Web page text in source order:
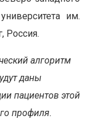
им.
Россия.
алгоритм
даны
пациентов этой
профиля.